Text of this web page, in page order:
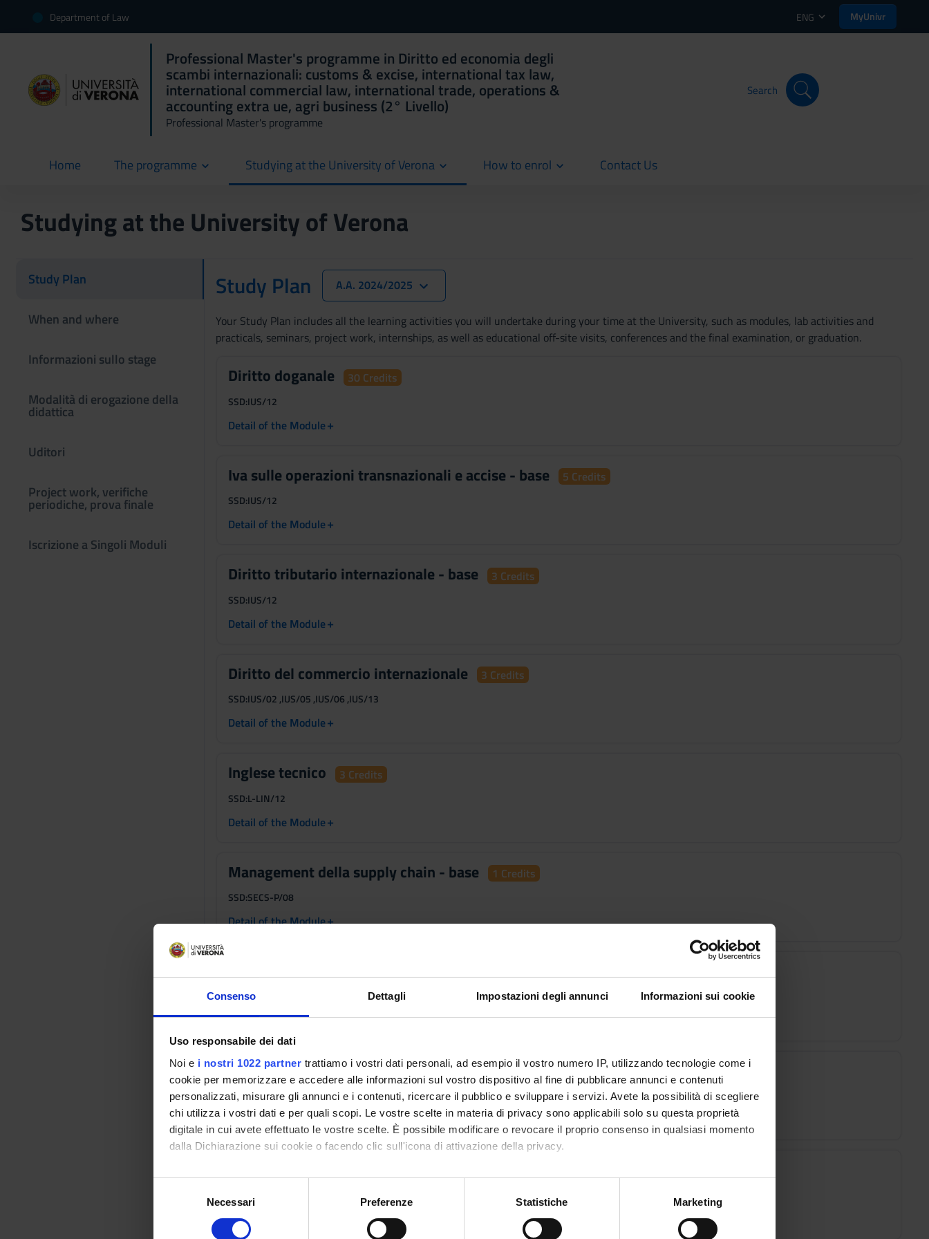
Consenso Dettagli Impostazioni degli annunci Informazioni sui cookie
Uso responsabile dei dati
Noi e i nostri 1022 partner trattiamo i vostri dati personali, ad esempio il vostro numero IP, utilizzando tecnologie come i
cookie per memorizzare e accedere alle informazioni sul vostro dispositivo al fine di pubblicare annunci e contenuti
personalizzati, misurare gli annunci e i contenuti, ricercare il pubblico e sviluppare i servizi. Avete la possibilità di scegliere
chi utilizza i vostri dati e per quali scopi. Le vostre scelte in materia di privacy sono applicabili solo su questa proprietà
digitale in cui avete effettuato le vostre scelte. È possibile modificare o revocare il proprio consenso in qualsiasi momento
dalla Dichiarazione sui cookie o facendo clic sull'icona di attivazione della privacy.
Con il tuo consenso, vorremmo anche:
raccogliere informazioni sulla tua posizione geografica, con un'approssimazione di qualche metro,
digitali).
Necessari Preferenze Statistiche Marketing
Department of Law ENG MyUnivr
Professional Master's programme in Diritto ed economia degli
scambi internazionali: customs & excise, international tax law,
international commercial law, international trade, operations &
accounting extra ue, agri business (2° Livello)
Professional Master's programme
Search
Home
current The programme Studying at the University of Verona How to enrol Contact Us
current
Studying at the University of Verona
Study Plan
When and where
Informazioni sullo stage
Modalità di erogazione della
didattica
Uditori
Project work, verifiche
periodiche, prova finale
Iscrizione a Singoli Moduli
Study Plan A.A. 2024/2025
Your Study Plan includes all the learning activities you will undertake during your time at the University, such as modules, lab activities and
practicals, seminars, project work, internships, as well as educational off-site visits, conferences and the final examination, or graduation.
Diritto doganale 30 Credits
SSD:IUS/12
Detail of the Module+
Iva sulle operazioni transnazionali e accise - base 5 Credits
SSD:IUS/12
Detail of the Module+
Diritto tributario internazionale - base 3 Credits
SSD:IUS/12
Detail of the Module+
Diritto del commercio internazionale 3 Credits
SSD:IUS/02 ,IUS/05 ,IUS/06 ,IUS/13
Detail of the Module+
Inglese tecnico 3 Credits
SSD:L-LIN/12
Detail of the Module+
Management della supply chain - base 1 Credits
SSD:SECS-P/08
Detail of the Module+
Iva sulle operazioni transnazionali e accise - avanzato
SSD:IUS/12
Detail of the Module+
Diritto tributario internazionale - avanzato 4 Credits
SSD:IUS/12
Detail of the Module+
SECS-P/08
Detail of the Module